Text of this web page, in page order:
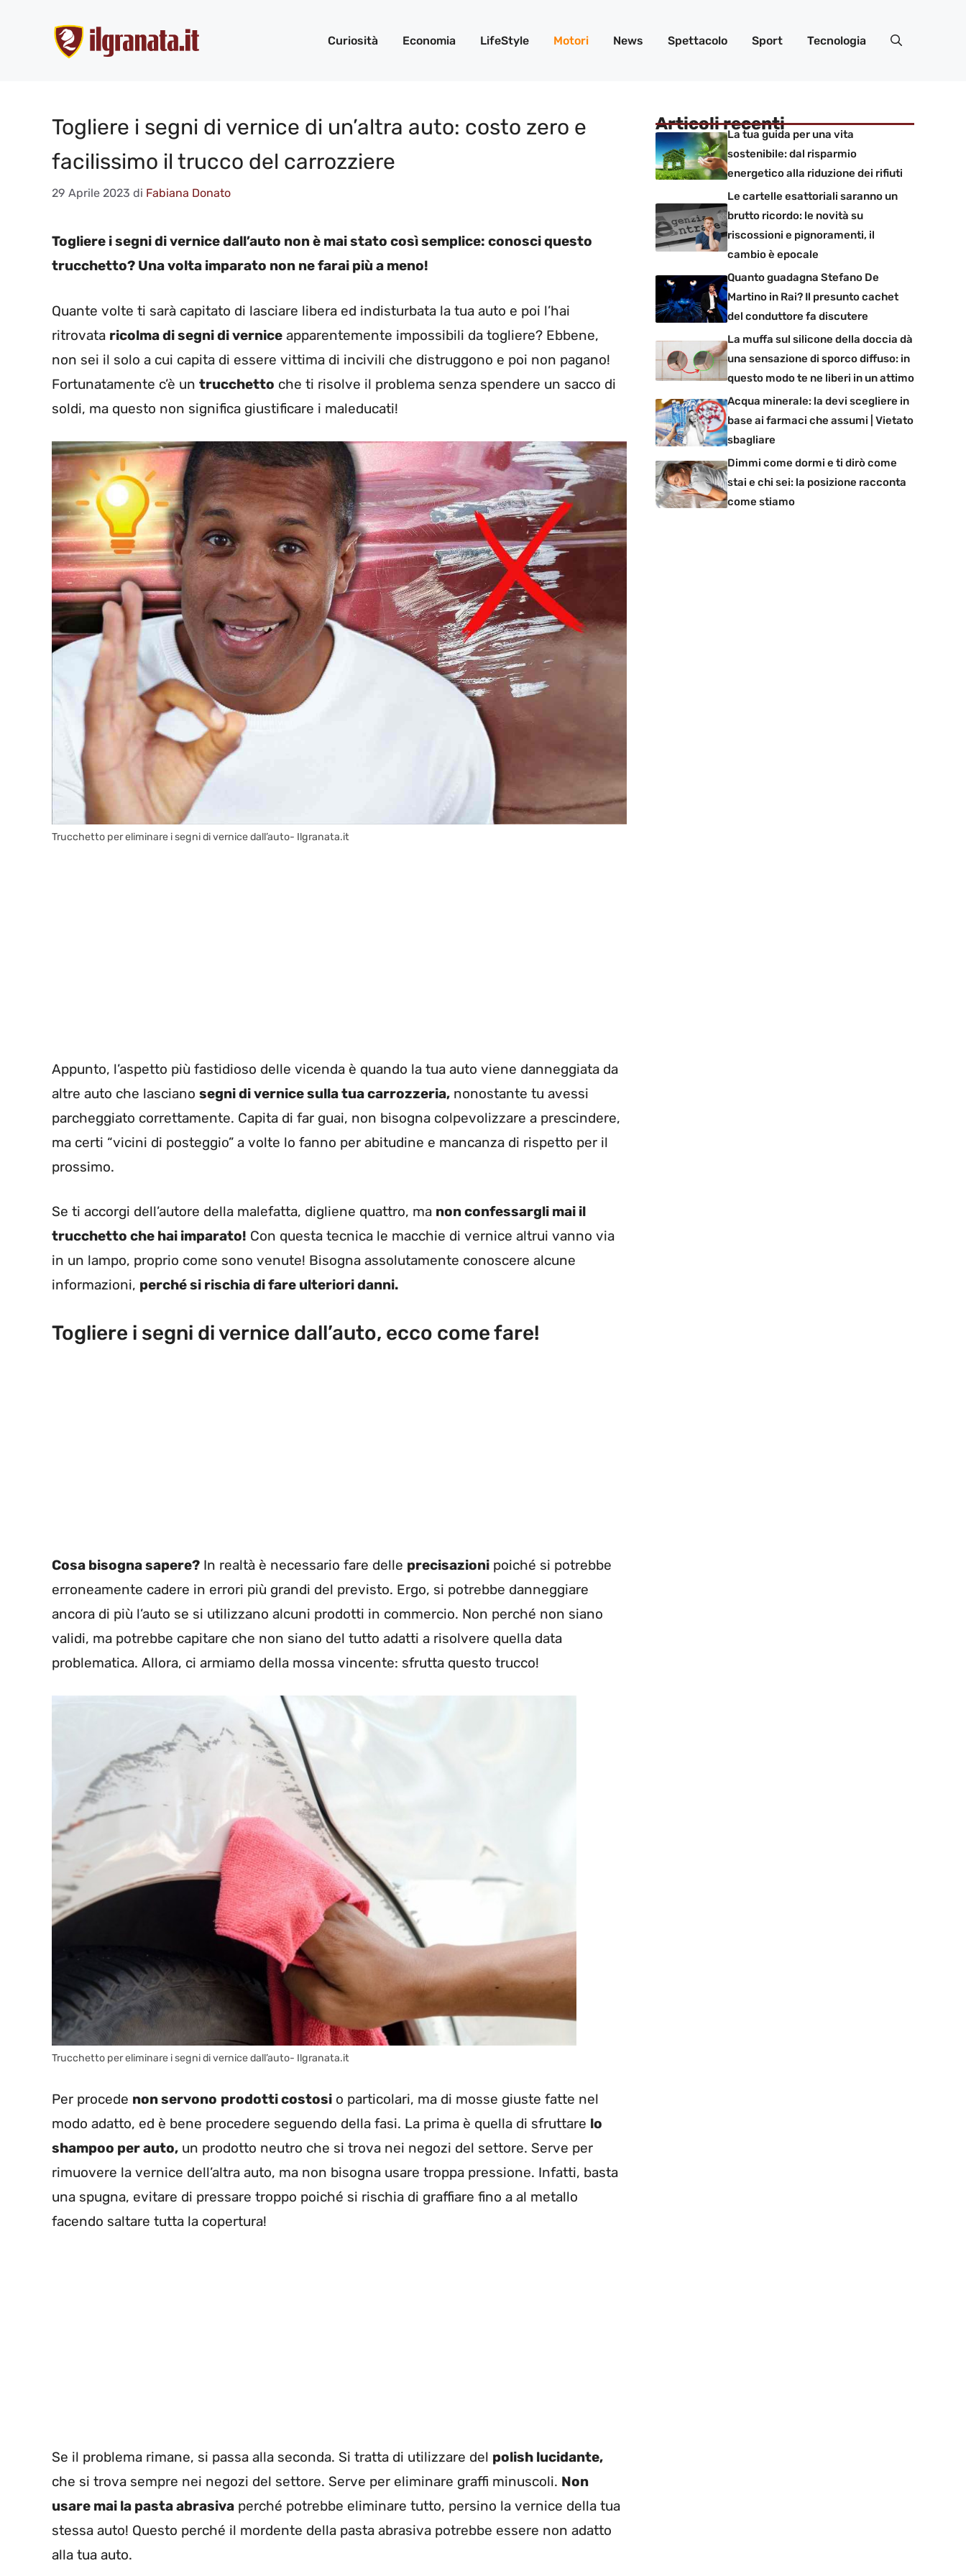
contenuto
Curiosità Economia LifeStyle Motori News Spettacolo Sport Tecnologia
Togliere i segni di vernice di un’altra auto: costo zero e
facilissimo il trucco del carrozziere
29 Aprile 2023 di Fabiana Donato
Togliere i segni di vernice dall’auto non è mai stato così semplice: conosci questo
trucchetto? Una volta imparato non ne farai più a meno!
Quante volte ti sarà capitato di lasciare libera ed indisturbata la tua auto e poi l’hai
ritrovata ricolma di segni di vernice apparentemente impossibili da togliere? Ebbene,
non sei il solo a cui capita di essere vittima di incivili che distruggono e poi non pagano!
Fortunatamente c’è un trucchetto che ti risolve il problema senza spendere un sacco di
soldi, ma questo non significa giustificare i maleducati!
Trucchetto per eliminare i segni di vernice dall’auto- Ilgranata.it
Appunto, l’aspetto più fastidioso delle vicenda è quando la tua auto viene danneggiata da
altre auto che lasciano segni di vernice sulla tua carrozzeria, nonostante tu avessi
parcheggiato correttamente. Capita di far guai, non bisogna colpevolizzare a prescindere,
ma certi “vicini di posteggio” a volte lo fanno per abitudine e mancanza di rispetto per il
prossimo.
Se ti accorgi dell’autore della malefatta, digliene quattro, ma non confessargli mai il
trucchetto che hai imparato! Con questa tecnica le macchie di vernice altrui vanno via
in un lampo, proprio come sono venute! Bisogna assolutamente conoscere alcune
informazioni, perché si rischia di fare ulteriori danni.
Togliere i segni di vernice dall’auto, ecco come fare!
Cosa bisogna sapere? In realtà è necessario fare delle precisazioni poiché si potrebbe
erroneamente cadere in errori più grandi del previsto. Ergo, si potrebbe danneggiare
ancora di più l’auto se si utilizzano alcuni prodotti in commercio. Non perché non siano
validi, ma potrebbe capitare che non siano del tutto adatti a risolvere quella data
problematica. Allora, ci armiamo della mossa vincente: sfrutta questo trucco!
Trucchetto per eliminare i segni di vernice dall’auto- Ilgranata.it
Per procede non servono prodotti costosi o particolari, ma di mosse giuste fatte nel
modo adatto, ed è bene procedere seguendo della fasi. La prima è quella di sfruttare lo
shampoo per auto, un prodotto neutro che si trova nei negozi del settore. Serve per
rimuovere la vernice dell’altra auto, ma non bisogna usare troppa pressione. Infatti, basta
una spugna, evitare di pressare troppo poiché si rischia di graffiare fino a al metallo
facendo saltare tutta la copertura!
Se il problema rimane, si passa alla seconda. Si tratta di utilizzare del polish lucidante,
che si trova sempre nei negozi del settore. Serve per eliminare graffi minuscoli. Non
usare mai la pasta abrasiva perché potrebbe eliminare tutto, persino la vernice della tua
stessa auto! Questo perché il mordente della pasta abrasiva potrebbe essere non adatto
alla tua auto.
Articoli recenti
La tua guida per una vita
sostenibile: dal risparmio
energetico alla riduzione dei rifiuti
Le cartelle esattoriali saranno un
brutto ricordo: le novità su
riscossioni e pignoramenti, il
cambio è epocale
Quanto guadagna Stefano De
Martino in Rai? Il presunto cachet
del conduttore fa discutere
La muffa sul silicone della doccia dà
una sensazione di sporco diffuso: in
questo modo te ne liberi in un attimo
Acqua minerale: la devi scegliere in
base ai farmaci che assumi | Vietato
sbagliare
Dimmi come dormi e ti dirò come
stai e chi sei: la posizione racconta
come stiamo